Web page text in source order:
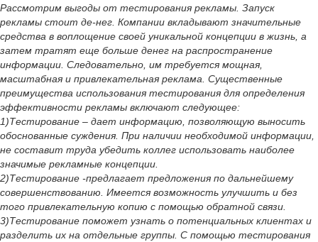
Рассмотрим выгоды от тестирования рекламы. Запуск
рекламы стоит де-нег. Компании вкладывают значительные
средства в воплощение своей уникальной концепции в жизнь, а
затем тратят еще больше денег на распространение
информации. Следовательно, им требуется мощная,
масштабная и привлекательная реклама. Существенные
преимущества использования тестирования для определения
эффективности рекламы включают следующее:
1)Тестирование – дает информацию, позволяющую выносить
обоснованные суждения. При наличии необходимой информации,
не составит труда убедить коллег использовать наиболее
значимые рекламные концепции.
2)Тестирование -предлагает предложения по дальнейшему
совершенствованию. Имеется возможность улучшить и без
того привлекательную копию с помощью обратной связи.
3)Тестирование поможет узнать о потенциальных клиентах и
разделить их на отдельные группы. С помощью тестирования